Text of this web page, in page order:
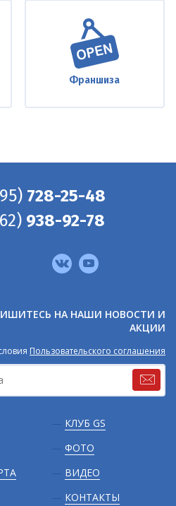
Франшиза
КЛУБ GS
ФОТО
ВИДЕО
КОНТАКТЫ
НА НАШИ НОВОСТИ И
АКЦИИ
Пользовательского соглашения
728-25-48
938-92-78